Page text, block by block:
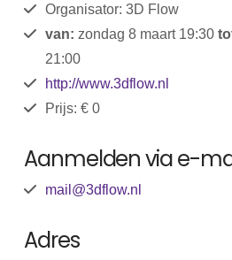
Organisator: 3D Flow
van: zondag 8 maart 19:30
21:00
http://www.3dflow.nl
Prijs: € 0
Aanmelden via e-
mail@3dflow.nl
Adres